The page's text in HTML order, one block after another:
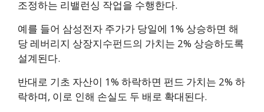
조정하는 리밸런싱 작업을 수행한다.
예를 들어 삼성전자 주가가 당일에 1% 상승하면 해
당 레버리지 상장지수펀드의 가치는 2% 상승하도록
설계된다.
반대로 기초 자산이 1% 하락하면 펀드 가치는 2% 하
락하며, 이로 인해 손실도 두 배로 확대된다.